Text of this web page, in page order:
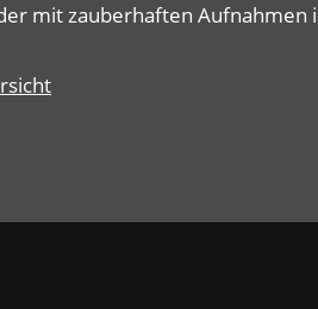
mit zauberhaften